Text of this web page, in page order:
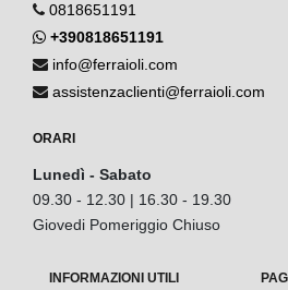
0818651191
+390818651191
info@ferraioli.com
assistenzaclienti@ferraioli.com
ORARI
Lunedì - Sabato
09.30 - 12.30 | 16.30 - 19.30
Giovedi Pomeriggio Chiuso
INFORMAZIONI UTILI